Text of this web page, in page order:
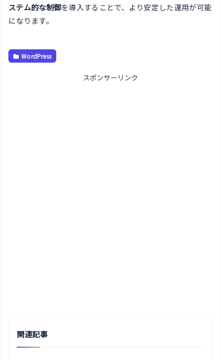
ステム的な制御を導入することで、より安定した運用が可能
になります。
WordPress
スポンサーリンク
関連記事